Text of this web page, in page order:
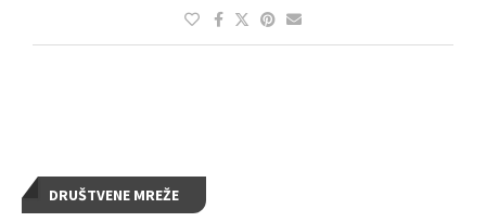
DRUŠTVENE MREŽE